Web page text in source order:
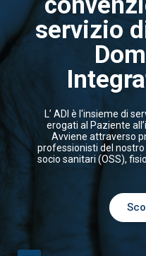
servizio
L’ ADI è l'insieme di
erogati al Paziente
Avviene attraverso
professionisti del
socio sanitari (OSS),